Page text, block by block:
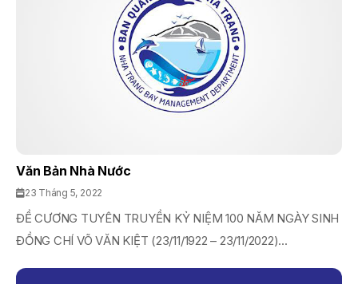
Văn Bản Nhà Nước
23 Tháng 5, 2022
ĐỀ CƯƠNG TUYÊN TRUYỀN KỶ NIỆM 100 NĂM NGÀY SINH
ĐỒNG CHÍ VÕ VĂN KIỆT (23/11/1922 – 23/11/2022)...